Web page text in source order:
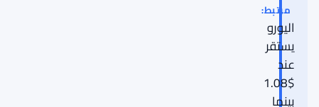
مرتبط:
اليورو
يستقر
عند
$1.08
بينما